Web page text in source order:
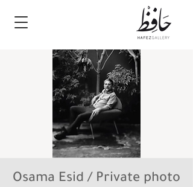
Osama Esid / Private photo